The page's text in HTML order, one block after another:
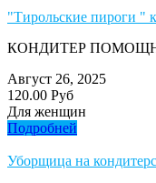
"Тирольские пироги "
КОНДИТЕР
Август 26, 2025
120.00 Руб
Для женщин
Подробней
Уборщица на